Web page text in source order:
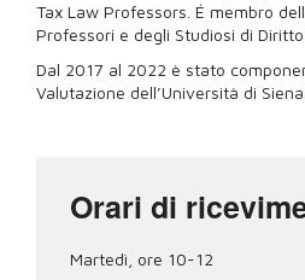
Tax Law Professors. É membro
Professori e degli Studiosi di Diritto
Dal 2017 al 2022 è stato
Valutazione dell’Università di Siena.
Orari di
Martedì, ore 10-12